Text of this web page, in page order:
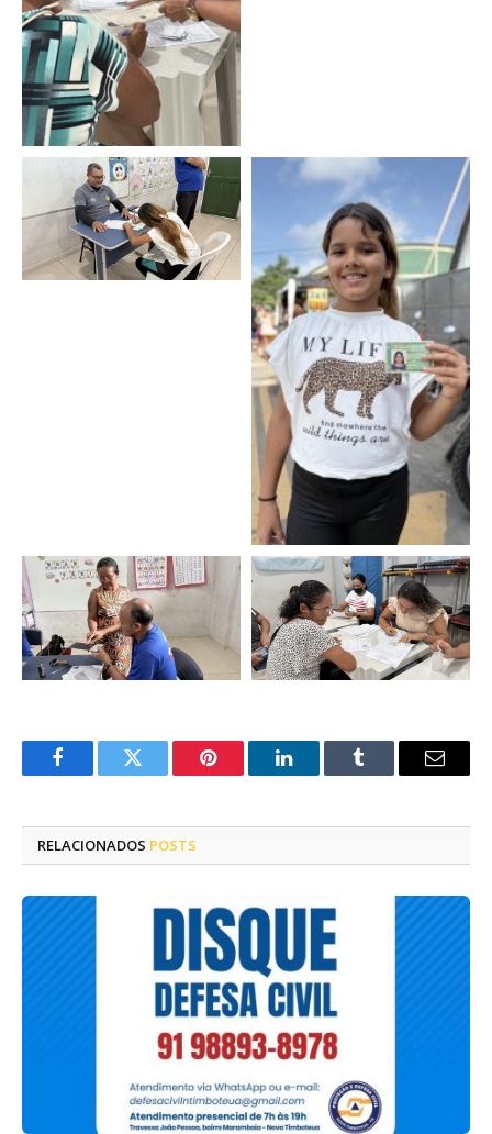
FacebookTwitter Pinterest LinkedInTumblr
E-
RELACIONADOS POSTS